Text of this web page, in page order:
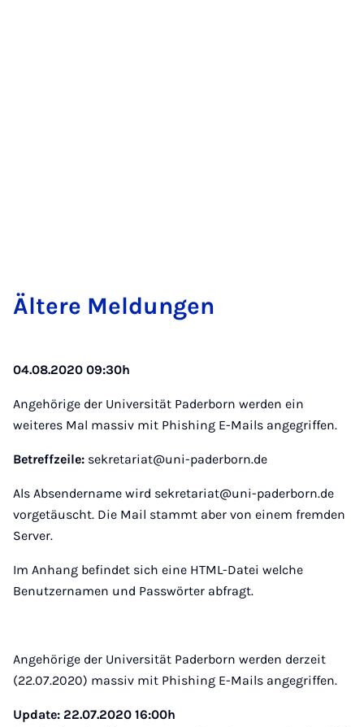
Ältere Meldungen
04.08.2020 09:30h
Angehörige der Universität Paderborn werden ein
weiteres Mal massiv mit Phishing E-Mails angegriffen.
Betreffzeile: sekretariat@uni-paderborn.de
Als Absendername wird sekretariat@uni-paderborn.de
vorgetäuscht. Die Mail stammt aber von einem fremden
Server.
Im Anhang befindet sich eine HTML-Datei welche
Benutzernamen und Passwörter abfragt.
Angehörige der Universität Paderborn werden derzeit
(22.07.2020) massiv mit Phishing E-Mails angegriffen.
Update: 22.07.2020 16:00h